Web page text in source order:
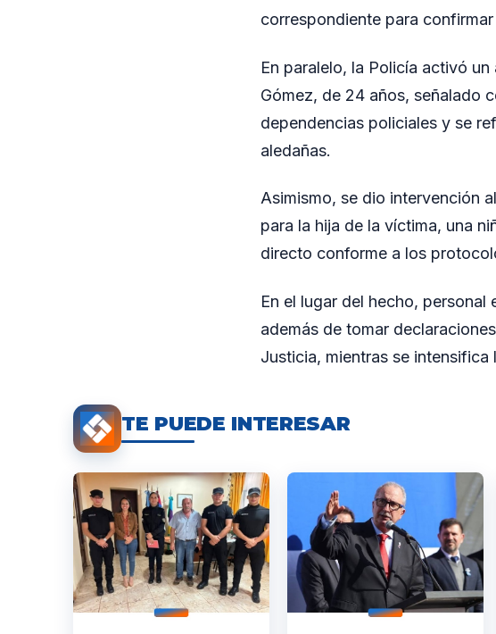
correspondiente para
En paralelo, la Policía activó
Gómez, de 24 años, señalado
dependencias policiales y se
aledañas.
Asimismo, se dio intervención
para la hija de la víctima, una
directo conforme a los
En el lugar del hecho,
además de tomar
Justicia, mientras se
TE PUEDE INTERESAR